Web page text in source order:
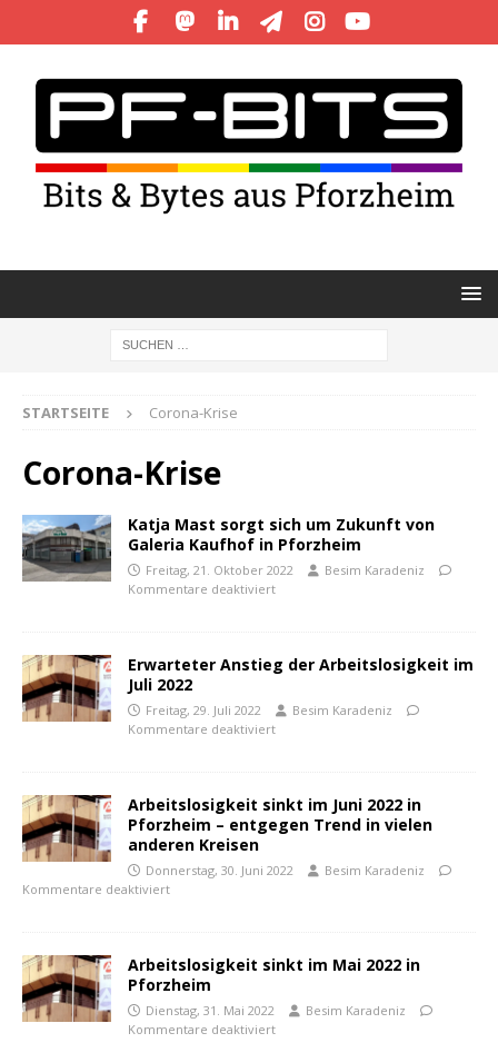
STARTSEITE Corona-Krise
Corona-Krise
Katja Mast sorgt sich um Zukunft von
Galeria Kaufhof in Pforzheim
Freitag, 21. Oktober 2022
Besim Karadeniz
Kommentare deaktiviert
Erwarteter Anstieg der Arbeitslosigkeit im
Juli 2022
Freitag, 29. Juli 2022
Besim Karadeniz
Kommentare deaktiviert
Arbeitslosigkeit sinkt im Juni 2022 in
Pforzheim – entgegen Trend in vielen
anderen Kreisen
Donnerstag, 30. Juni 2022
Besim Karadeniz
Kommentare deaktiviert
Arbeitslosigkeit sinkt im Mai 2022 in
Pforzheim
Dienstag, 31. Mai 2022
Besim Karadeniz
Kommentare deaktiviert